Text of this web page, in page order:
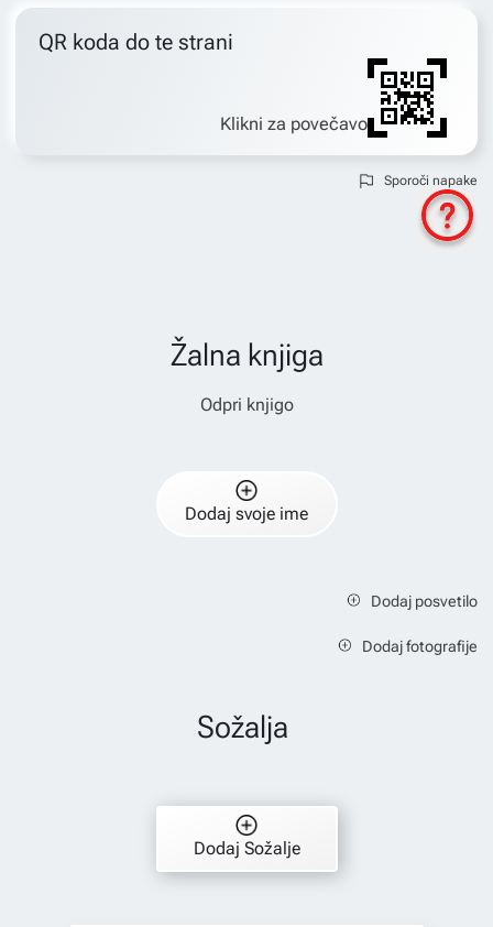
QR koda do te strani
Klikni za povečavo
Sporoči napake
Žalna knjiga
Odpri knjigo
Dodaj svoje ime
Dodaj posvetilo
Dodaj fotografije
Sožalja
Dodaj Sožalje